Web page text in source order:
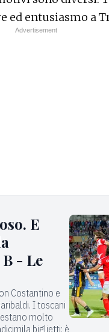
ed entusiasmo a
E
- Le
Costantino e
I toscani
molto
biglietti: è